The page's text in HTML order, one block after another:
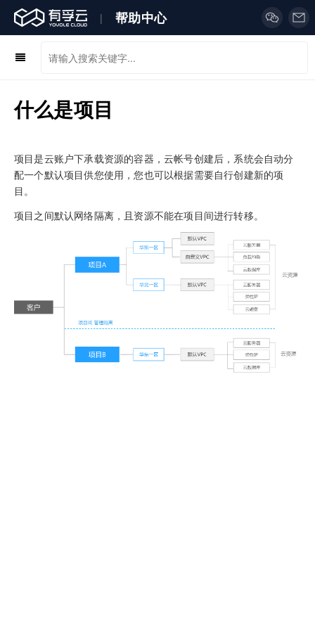
| 帮助中心
什么是项目
项目是云账户下承载资源的容器，云帐号创建后，系统会自动分
配一个默认项目供您使用，您也可以根据需要自行创建新的项
目。
项目之间默认网络隔离，且资源不能在项目间进行转移。